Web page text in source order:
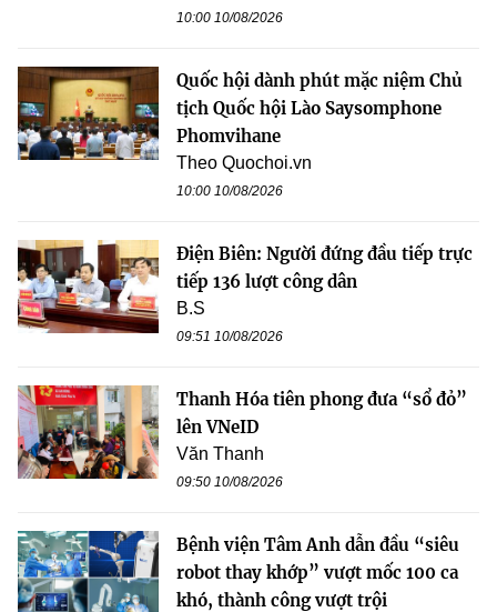
10:00 10/08/2026
Quốc hội dành phút mặc niệm Chủ
tịch Quốc hội Lào Saysomphone
Phomvihane
Theo Quochoi.vn
10:00 10/08/2026
Điện Biên: Người đứng đầu tiếp trực
tiếp 136 lượt công dân
B.S
09:51 10/08/2026
Thanh Hóa tiên phong đưa “sổ đỏ”
lên VNeID
Văn Thanh
09:50 10/08/2026
Bệnh viện Tâm Anh dẫn đầu “siêu
robot thay khớp” vượt mốc 100 ca
khó, thành công vượt trội